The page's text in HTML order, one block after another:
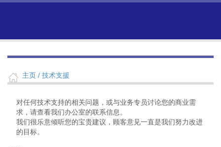
主页 / 技术支援
对任何技术支持的相关问题，或与业务专员讨论您的商业需
求，请查看我们办公室的联系信息。
我们很乐意倾听您的宝贵建议，顾客意见一直是我们努力改进
的目标。